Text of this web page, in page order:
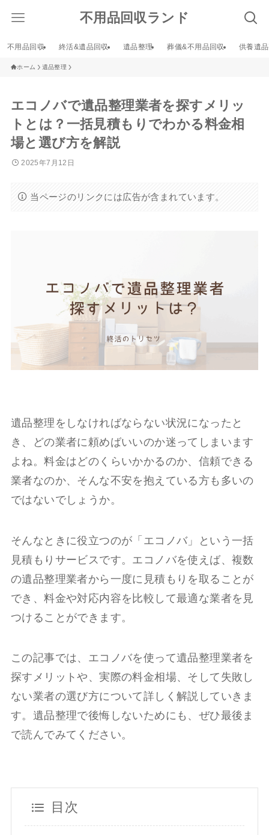
不用品回収ランド
不用品回収 終活&遺品回収 遺品整理 葬儀&不用品回収 供養遺
ホーム 遺品整理
エコノバで遺品整理業者を探すメリッ
トとは？一括見積もりでわかる料金相
場と選び方を解説
2025年7月12日
当ページのリンクには広告が含まれています。
遺品整理をしなければならない状況になったと
き、どの業者に頼めばいいのか迷ってしまいます
よね。料金はどのくらいかかるのか、信頼できる
業者なのか、そんな不安を抱えている方も多いの
ではないでしょうか。
そんなときに役立つのが「エコノバ」という一括
見積もりサービスです。エコノバを使えば、複数
の遺品整理業者から一度に見積もりを取ることが
でき、料金や対応内容を比較して最適な業者を見
つけることができます。
この記事では、エコノバを使って遺品整理業者を
探すメリットや、実際の料金相場、そして失敗し
ない業者の選び方について詳しく解説していきま
す。遺品整理で後悔しないためにも、ぜひ最後ま
で読んでみてください。
目次